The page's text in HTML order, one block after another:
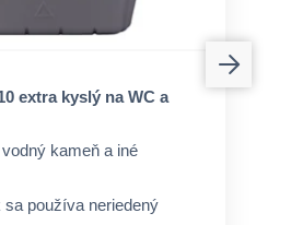
extra kyslý na WC a
kameň a iné
sa používa neriedený